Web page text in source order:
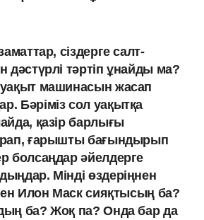
сіздерге салт-
дәстүрлі тәртіп ұнайды ма?
машинасын жасап
Бәріміз сол уақытқа
қазір барлығы
ғарышты бағындырып
болсаңдар әйелдерге
Мінді өздеріңнен
Илон Маск сияқтысың ба?
ба? Жоқ па? Онда бар да